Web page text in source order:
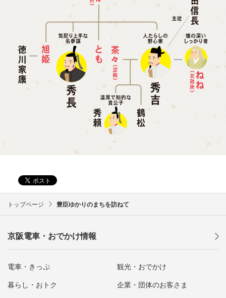
トップページ 豊臣ゆかりのまちを訪ねて
京阪電車・おでかけ情報
電車・きっぷ 観光・おでかけ
暮らし・おトク 企業・団体のお客さま